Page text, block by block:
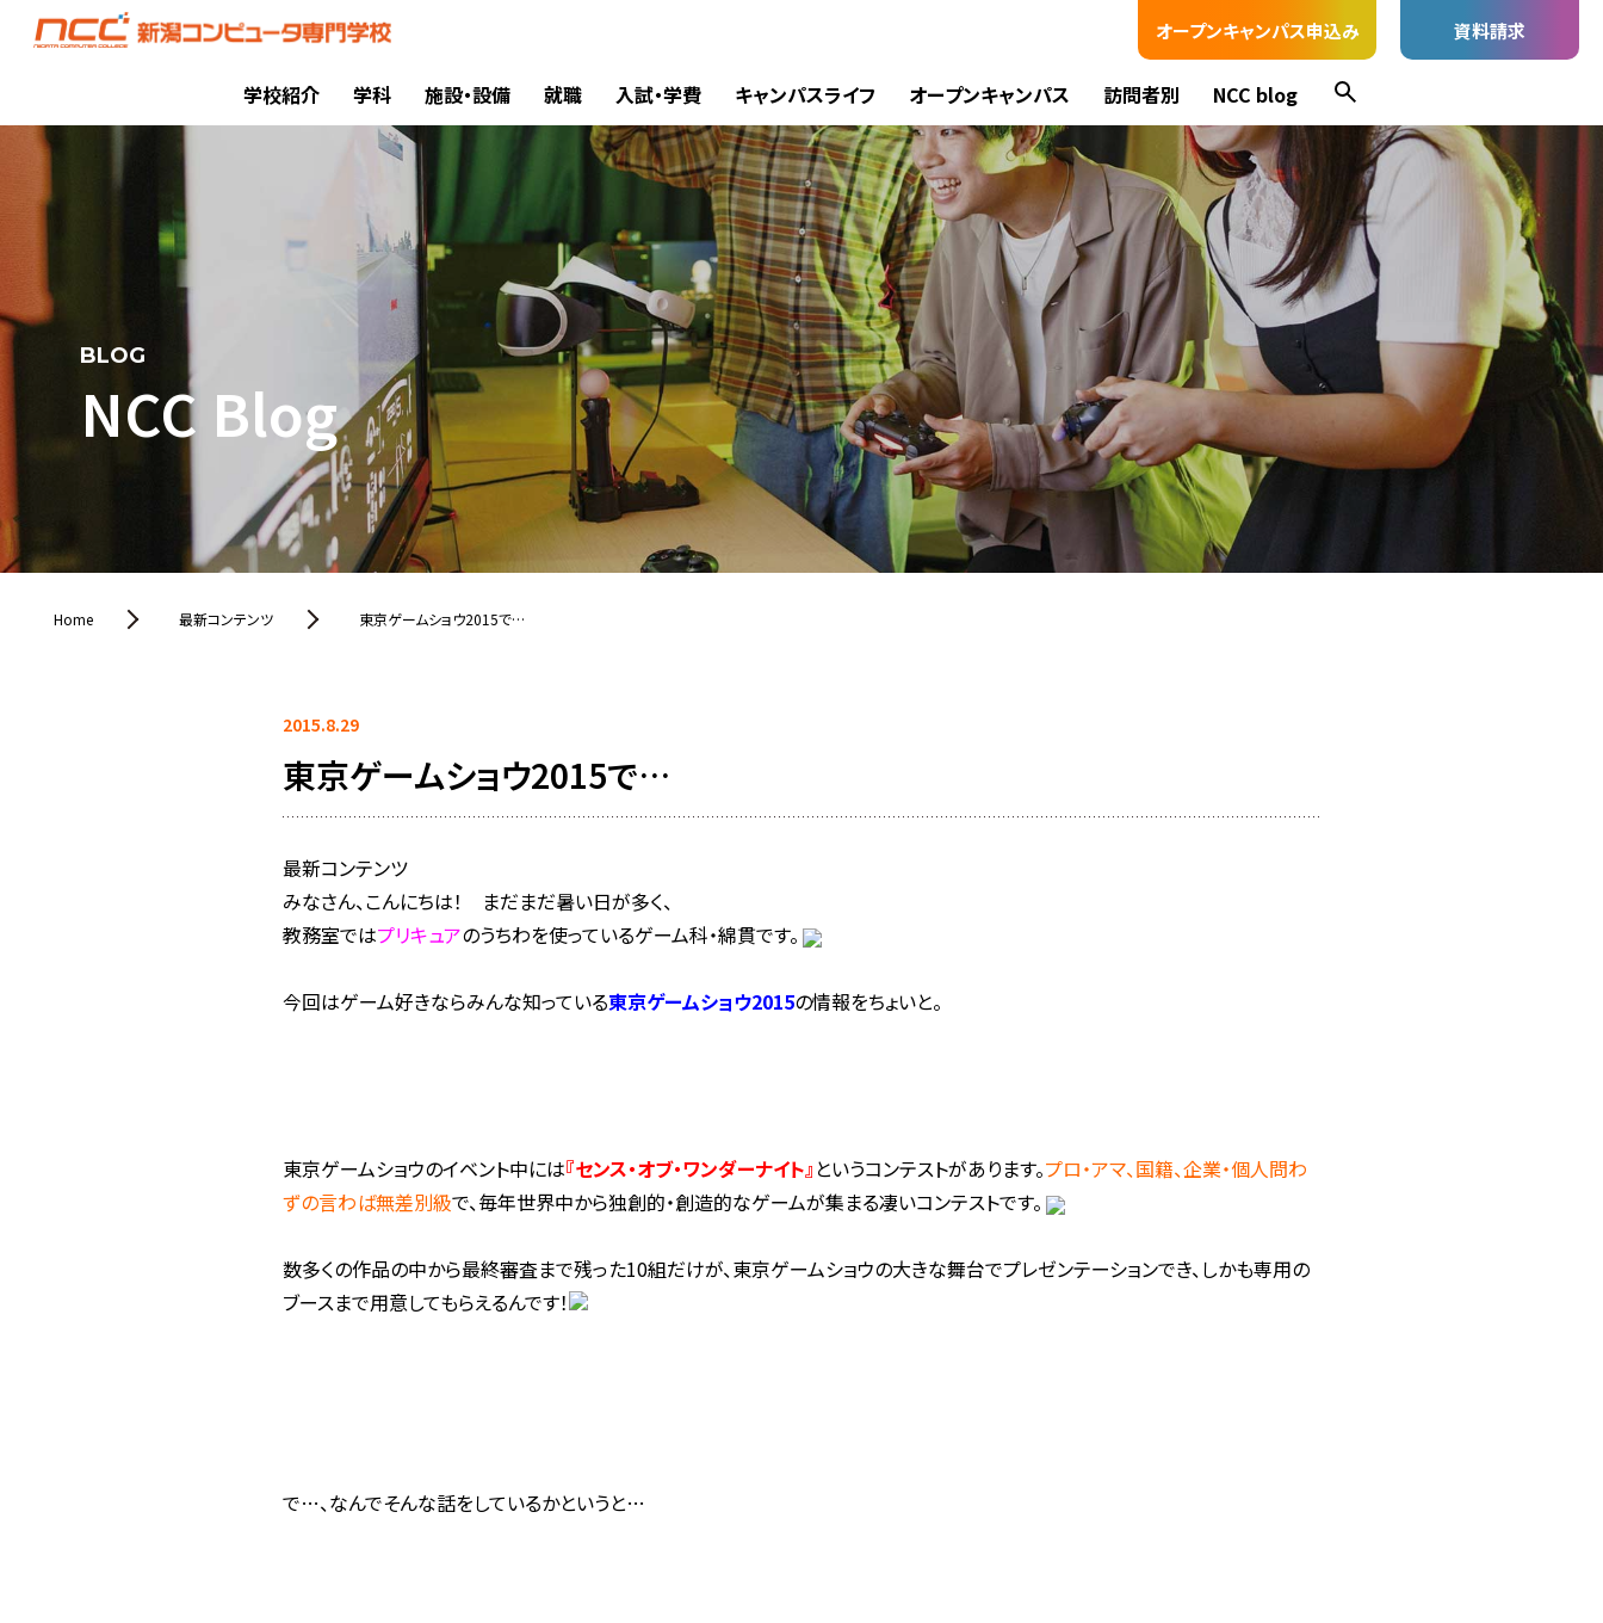
オープンキャンパス申込み 資料請求
学校紹介 学科 施設・設備 就職 入試・学費 キャンパスライフ オープンキャンパス 訪問者別 NCC blog
BLOG
NCC Blog
Home 最新コンテンツ 東京ゲームショウ2015で…
2015.8.29
東京ゲームショウ2015で…
最新コンテンツ
みなさん、こんにちは！ まだまだ暑い日が多く、
教務室ではプリキュアのうちわを使っているゲーム科・綿貫です。
今回はゲーム好きならみんな知っている東京ゲームショウ2015の情報をちょいと。
東京ゲームショウのイベント中には『センス・オブ・ワンダーナイト』 というコンテストがあります。プロ・アマ、国籍、企業・個人問わ
ずの言わば無差別級で、毎年世界中から独創的・創造的なゲームが集まる凄いコンテストです。
数多くの作品の中から最終審査まで残った10組だけが、東京ゲームショウの大きな舞台でプレゼンテーションでき、しかも専用の
ブースまで用意してもらえるんです！
で…、なんでそんな話をしているかというと…